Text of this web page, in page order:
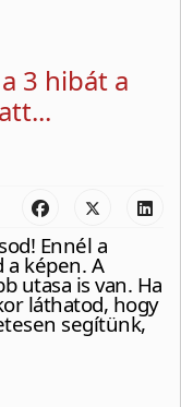
3 hibát a
Ennél a
képen. A
utasa is van. Ha
láthatod, hogy
segítünk,